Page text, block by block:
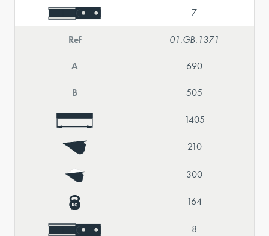
7
Ref 01.GB.1371
A 690
B 505
1405
210
300
164
8